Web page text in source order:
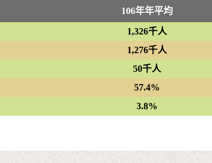
106年年平均
1,326千人
1,276千人
50千人
57.4%
3.8%